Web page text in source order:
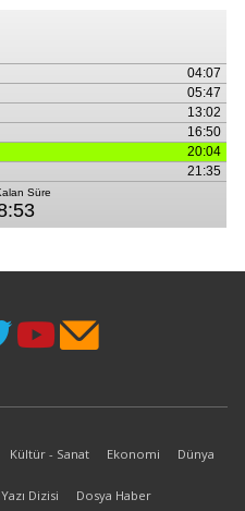
Kültür - Sanat Ekonomi Dünya
Yazı Dizisi Dosya Haber